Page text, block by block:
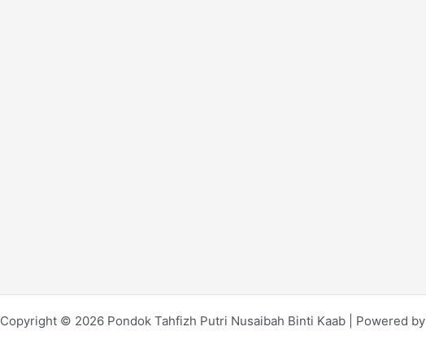
Copyright © 2026 Pondok Tahfizh Putri Nusaibah Binti Kaab | Powered by